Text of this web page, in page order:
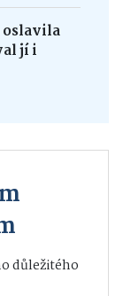
oslavila
jí i
důležitého